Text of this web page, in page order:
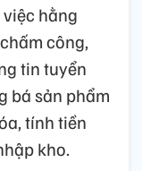
hằng
công,
tin tuyển
bá sản phẩm
tính tiền
kho.